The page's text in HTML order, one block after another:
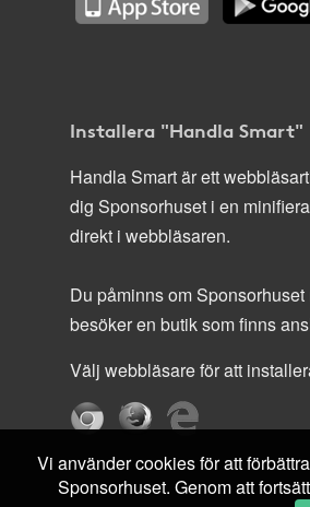
Installera "Handla Smart"
Handla Smart är ett
dig Sponsorhuset i en
direkt i webbläsaren.
Du påminns om Sponsorhuset
besöker en butik som finns
Välj webbläsare för att
Vi använder cookies för att
Sponsorhuset. Genom att